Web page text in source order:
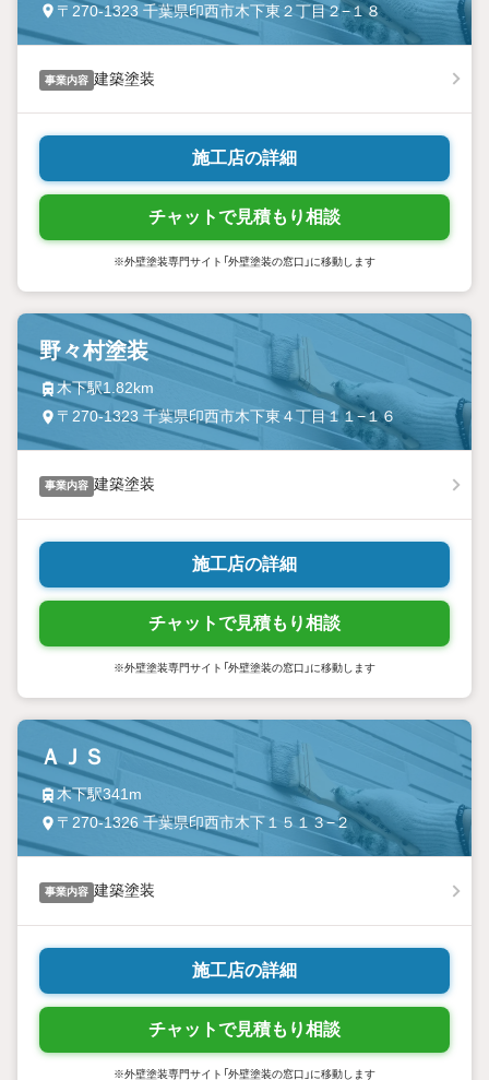
〒270-1323 千葉県印西市木下東２丁目２−１８
事業内容 建築塗装
施工店の詳細
チャットで見積もり相談
※外壁塗装専門サイト「外壁塗装の窓口」に移動します
野々村塗装
木下駅1.82km
〒270-1323 千葉県印西市木下東４丁目１１−１６
事業内容 建築塗装
施工店の詳細
チャットで見積もり相談
※外壁塗装専門サイト「外壁塗装の窓口」に移動します
ＡＪＳ
木下駅341m
〒270-1326 千葉県印西市木下１５１３−２
事業内容 建築塗装
施工店の詳細
チャットで見積もり相談
※外壁塗装専門サイト「外壁塗装の窓口」に移動します